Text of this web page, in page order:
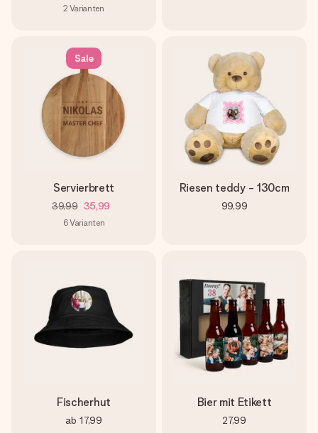
2 Varianten
Sale
Servierbrett
39,99 35,99
6Varianten
Riesen teddy - 130cm
99,99
Fischerhut
ab 17,99
Bier mit Etikett
27,99